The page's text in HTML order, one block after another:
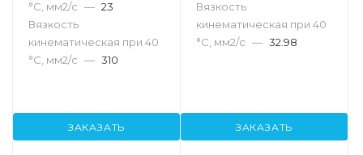
°С, мм2/с — 23
Вязкость
кинематическая при 40
°С, мм2/с — 310
ЗАКАЗАТЬ
Вязкость
кинематическая при 40
°С, мм2/с — 32.98
ЗАКАЗАТЬ